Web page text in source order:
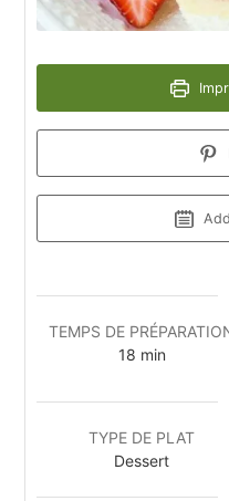
TEMPS DE
18 min
TYPE DE PLAT
Dessert